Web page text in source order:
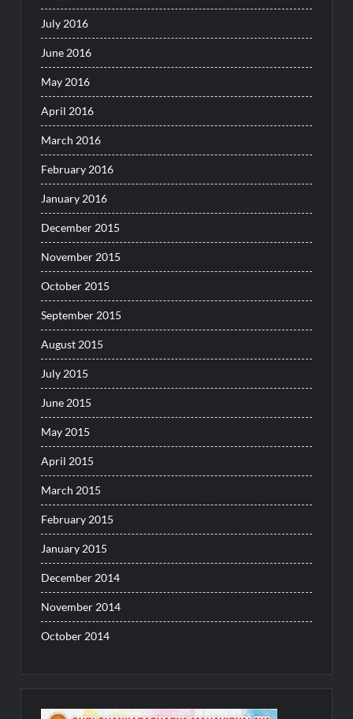
July 2016
June 2016
May 2016
April 2016
March 2016
February 2016
January 2016
December 2015
November 2015
October 2015
September 2015
August 2015
July 2015
June 2015
May 2015
April 2015
March 2015
February 2015
January 2015
December 2014
November 2014
October 2014